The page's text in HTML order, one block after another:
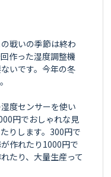
戦いの季節は終わ
作った湿度調整機
いです。今年の冬
度センサーを使い
円でおしゃれな見
りします。300円で
作れたり1000円で
たり、大量生産って